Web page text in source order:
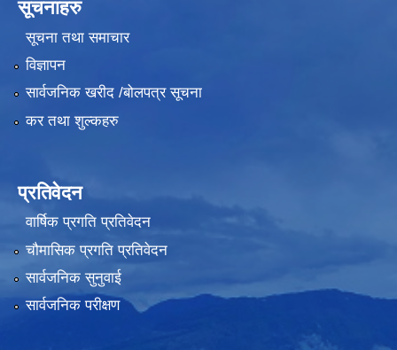
सूचनाहरु
सूचना तथा समाचार
विज्ञापन
सार्वजनिक खरीद /बोलपत्र सूचना
कर तथा शुल्कहरु
प्रतिवेदन
वार्षिक प्रगति प्रतिवेदन
चौमासिक प्रगति प्रतिवेदन
सार्वजनिक सुनुवाई
सार्वजनिक परीक्षण